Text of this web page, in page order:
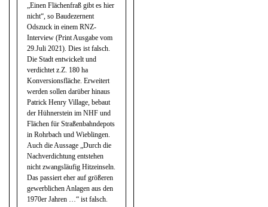
„Einen Flächenfraß gibt es hier
nicht“, so Baudezernent
Odszuck in einem RNZ-
Interview (Print Ausgabe vom
29.Juli 2021). Dies ist falsch.
Die Stadt entwickelt und
verdichtet z.Z. 180 ha
Konversionsfläche. Erweitert
werden sollen darüber hinaus
Patrick Henry Village, bebaut
der Hühnerstein im NHF und
Flächen für Straßenbahndepots
in Rohrbach und Wieblingen.
Auch die Aussage „Durch die
Nachverdichtung entstehen
nicht zwangsläufig Hitzeinseln.
Das passiert eher auf größeren
gewerblichen Anlagen aus den
1970er Jahren …“ ist falsch.